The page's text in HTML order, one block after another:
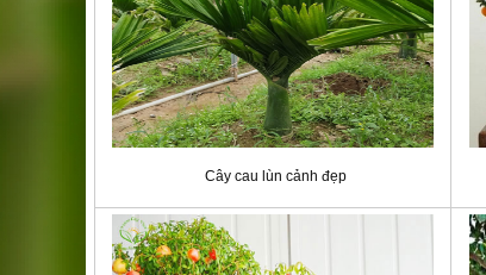
Cây cau lùn cảnh đẹp